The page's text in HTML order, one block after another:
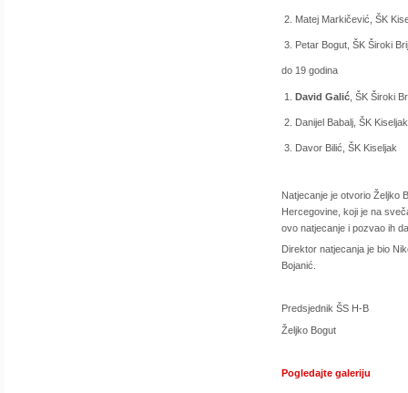
Matej Markičević, ŠK
Petar Bogut, ŠK Široki
do 19 godina
David Galić , ŠK Široki
Danijel Babalj, ŠK Kiseljak
Davor Bilić, ŠK Kiseljak
Natjecanje je otvorio Željko
Hercegovine, koji je na
ovo natjecanje i pozvao ih
Direktor natjecanja je bio
Bojanić.
Predsjednik ŠS H-B
Željko Bogut
Pogledajte galeriju